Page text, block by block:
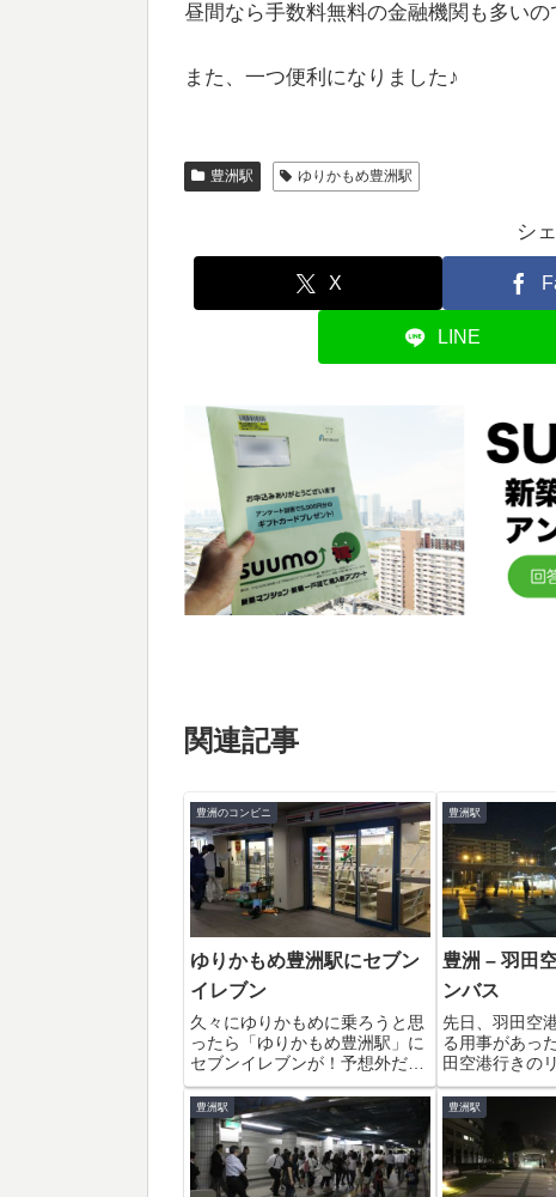
昼間なら手数料無料の金融機関も多いの
また、一つ便利になりました♪
豊洲駅 ゆりかもめ豊洲駅
シ
X
LINE
関連記事
豊洲のコンビニ
ゆりかもめ豊洲駅にセブン
イレブン
久々にゆりかもめに乗ろうと思
ったら「ゆりかもめ豊洲駅」に
セブンイレブンが！予想外だっ
たのでビックリしました。ま
た、便利になりますね〜っ。オ
ープン日は、6月27日（木）
AM7:00だそうです。営業時間
は、17時間営業らしいので朝6
時〜23時っ...
豊洲駅
豊洲 – 羽田
ンバス
先日、羽田空
る用事があっ
田空港行きの
めて利用して
頃出発の便だ
発車のバスに
日、10分前に
バス乗り場に
か待っている
豊洲駅 豊洲駅